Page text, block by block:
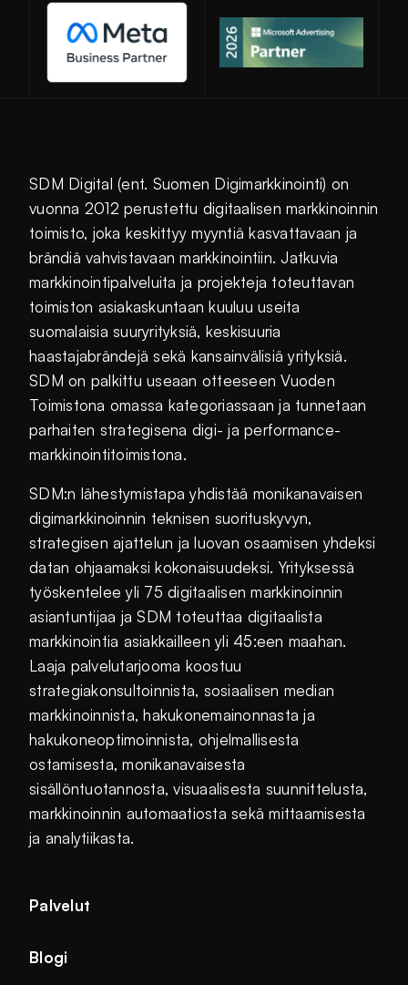
Avautuu uuteen ikkunaan
SDM Digital (ent. Suomen Digimarkkinointi) on
vuonna 2012 perustettu digitaalisen markkinoinnin
toimisto, joka keskittyy myyntiä kasvattavaan ja
brändiä vahvistavaan markkinointiin. Jatkuvia
markkinointipalveluita ja projekteja toteuttavan
toimiston asiakaskuntaan kuuluu useita
suomalaisia suuryrityksiä, keskisuuria
haastajabrändejä sekä kansainvälisiä yrityksiä.
SDM on palkittu useaan otteeseen Vuoden
Toimistona omassa kategoriassaan ja tunnetaan
parhaiten strategisena digi- ja performance-
markkinointitoimistona.
SDM:n lähestymistapa yhdistää monikanavaisen
digimarkkinoinnin teknisen suorituskyvyn,
strategisen ajattelun ja luovan osaamisen yhdeksi
datan ohjaamaksi kokonaisuudeksi. Yrityksessä
työskentelee yli 75 digitaalisen markkinoinnin
asiantuntijaa ja SDM toteuttaa digitaalista
markkinointia asiakkailleen yli 45:een maahan.
Laaja palvelutarjooma koostuu
strategiakonsultoinnista, sosiaalisen median
markkinoinnista, hakukonemainonnasta ja
hakukoneoptimoinnista, ohjelmallisesta
ostamisesta, monikanavaisesta
sisällöntuotannosta, visuaalisesta suunnittelusta,
markkinoinnin automaatiosta sekä mittaamisesta
ja analytiikasta.
Palvelut
Blogi